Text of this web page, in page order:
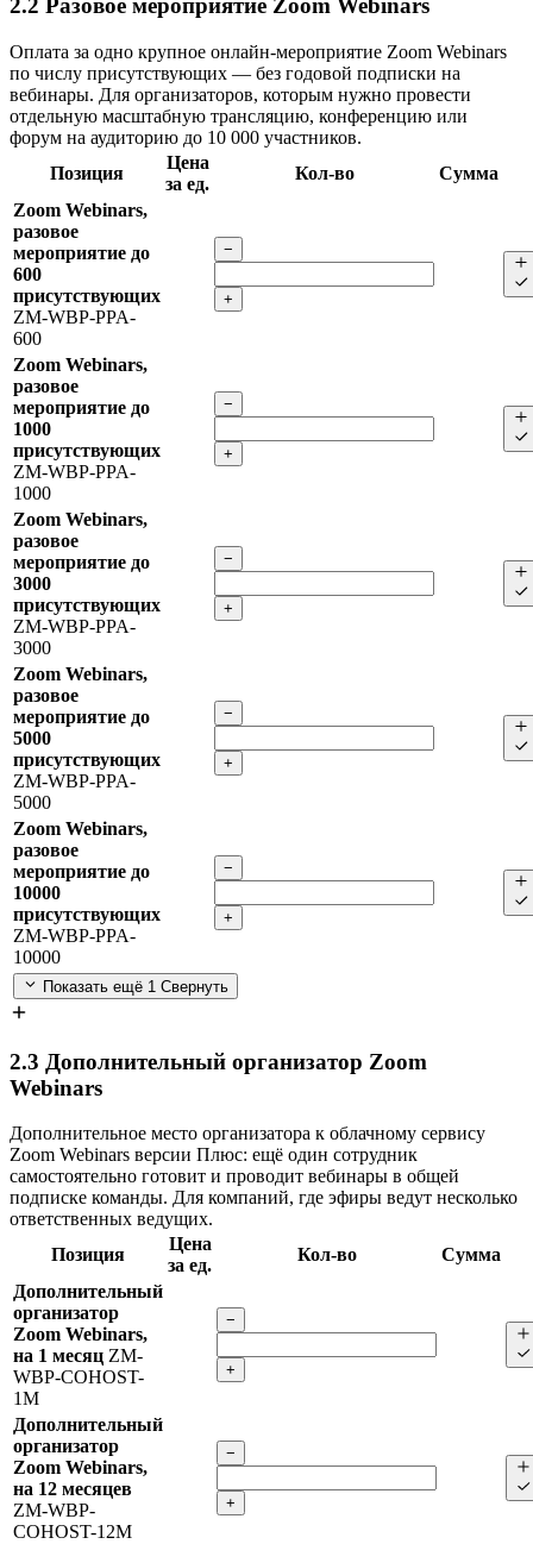
2.2 Разовое мероприятие Zoom Webinars
Оплата за одно крупное онлайн-мероприятие Zoom Webinars
по числу присутствующих — без годовой подписки на
вебинары. Для организаторов, которым нужно провести
отдельную масштабную трансляцию, конференцию или
форум на аудиторию до 10 000 участников.
Позиция
Цена
за ед.
Кол-во
Сумма
Zoom Webinars,
разовое
мероприятие до
600
присутствующих
ZM-WBP-PPA-
600
−
+
Zoom Webinars,
разовое
мероприятие до
1000
присутствующих
ZM-WBP-PPA-
1000
−
+
Zoom Webinars,
разовое
мероприятие до
3000
присутствующих
ZM-WBP-PPA-
3000
−
+
Zoom Webinars,
разовое
мероприятие до
5000
присутствующих
ZM-WBP-PPA-
5000
−
+
Zoom Webinars,
разовое
мероприятие до
10000
присутствующих
ZM-WBP-PPA-
10000
−
+
Показать ещё 1 Свернуть
2.3 Дополнительный организатор Zoom
Webinars
Дополнительное место организатора к облачному сервису
Zoom Webinars версии Плюс: ещё один сотрудник
самостоятельно готовит и проводит вебинары в общей
подписке команды. Для компаний, где эфиры ведут несколько
ответственных ведущих.
Позиция
Цена
за ед.
Кол-во
Сумма
Дополнительный
организатор
Zoom Webinars,
на 1 месяц ZM-
WBP-COHOST-
1M
−
+
Дополнительный
организатор
Zoom Webinars,
на 12 месяцев
ZM-WBP-
COHOST-12M
−
+